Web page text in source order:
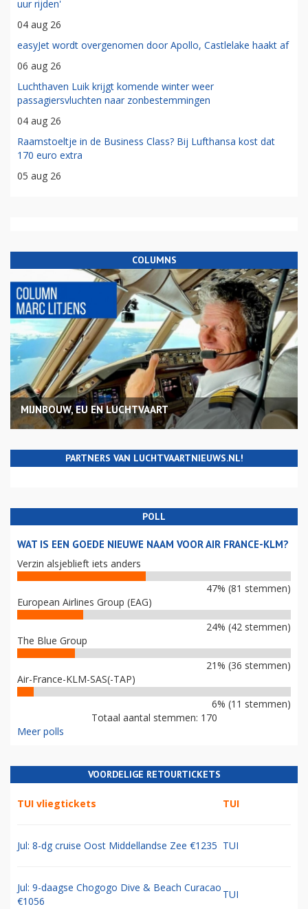
uur rijden'
04 aug 26
easyJet wordt overgenomen door Apollo, Castlelake haakt af
06 aug 26
Luchthaven Luik krijgt komende winter weer
passagiersvluchten naar zonbestemmingen
04 aug 26
Raamstoeltje in de Business Class? Bij Lufthansa kost dat
170 euro extra
05 aug 26
COLUMNS
MIJNBOUW, EU EN LUCHTVAART
PARTNERS VAN LUCHTVAARTNIEUWS.NL!
POLL
WAT IS EEN GOEDE NIEUWE NAAM VOOR AIR FRANCE-KLM?
Verzin alsjeblieft iets anders
47% (81 stemmen)
European Airlines Group (EAG)
24% (42 stemmen)
The Blue Group
21% (36 stemmen)
Air-France-KLM-SAS(-TAP)
6% (11 stemmen)
Totaal aantal stemmen: 170
Meer polls
VOORDELIGE RETOURTICKETS
TUI vliegtickets TUI
Jul: 8-dg cruise Oost Middellandse Zee €1235 TUI
Jul: 9-daagse Chogogo Dive & Beach Curacao
€1056
TUI